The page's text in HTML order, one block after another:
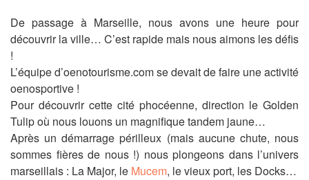
De passage à Marseille, nous avons une heure pour
découvrir la ville… C’est rapide mais nous aimons les défis
!
L’équipe d’oenotourisme.com se devait de faire une activité
oenosportive !
Pour découvrir cette cité phocéenne, direction le Golden
Tulip où nous louons un magnifique tandem jaune…
Après un démarrage périlleux (mais aucune chute, nous
sommes fières de nous !) nous plongeons dans l’univers
marseillais : La Major, le Mucem, le vieux port, les Docks…